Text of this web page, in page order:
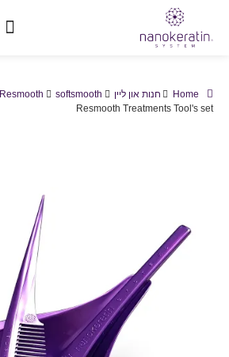
Home חנות און ליין softsmooth
Resmooth
Resmooth Treatments Tool's set